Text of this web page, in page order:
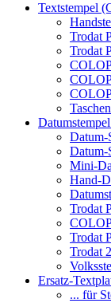
Textstempel
Trodat
Trodat
Datum-
Datum-
Mini-
Hand-
Trodat
Trodat
Trodat
Ersatz-
... für